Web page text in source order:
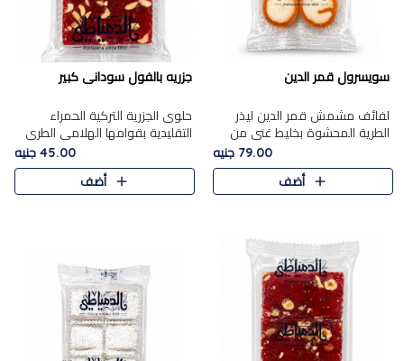
سويسرول قمر الدين
لفائف مشمش قمر الدين ليذر
الطرية المحشوة بخليط غني من
جوز الهند الأبيض والمكسرات
الفاخرة، يقدم المذاق الحلو
الطبيعي لقمر الدين و تجمع بين
79.00 جنيه
أضف
جزريه بالفول سودانى كبير
حلوى الجزرية التركية الحمراء
التقليدية بقوامها الهلامي الطري
ولونها الأحمر المميز، محشوة
بسخاء بالفول السوداني المحمص
لتمنحك توازنًا رائعًا ..
45.00 جنيه
أضف